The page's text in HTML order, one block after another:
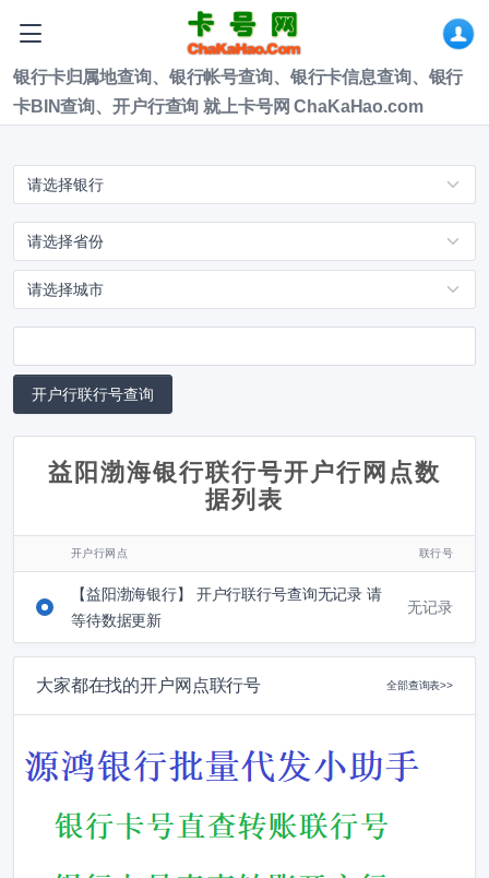
银行卡归属地查询、银行帐号查询、银行卡信息查询、银行
卡BIN查询、开户行查询 就上卡号网 ChaKaHao.com
益阳渤海银行联行号开户行网点数
据列表
开户行网点 联行号
【益阳渤海银行】 开户行联行号查询无记录 请
等待数据更新
无记录
大家都在找的开户网点联行号 全部查询表>>